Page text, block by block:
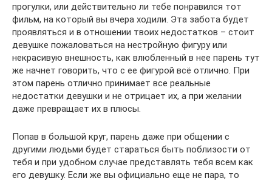
прогулки, или действительно ли тебе понравился тот
фильм, на который вы вчера ходили. Эта забота будет
проявляться и в отношении твоих недостатков – стоит
девушке пожаловаться на нестройную фигуру или
некрасивую внешность, как влюбленный в нее парень тут
же начнет говорить, что с ее фигурой всё отлично. При
этом парень отлично принимает все реальные
недостатки девушки и не отрицает их, а при желании
даже превращает их в плюсы.
Попав в большой круг, парень даже при общении с
другими людьми будет стараться быть поблизости от
тебя и при удобном случае представлять тебя всем как
его девушку. Если же вы официально еще не пара, то